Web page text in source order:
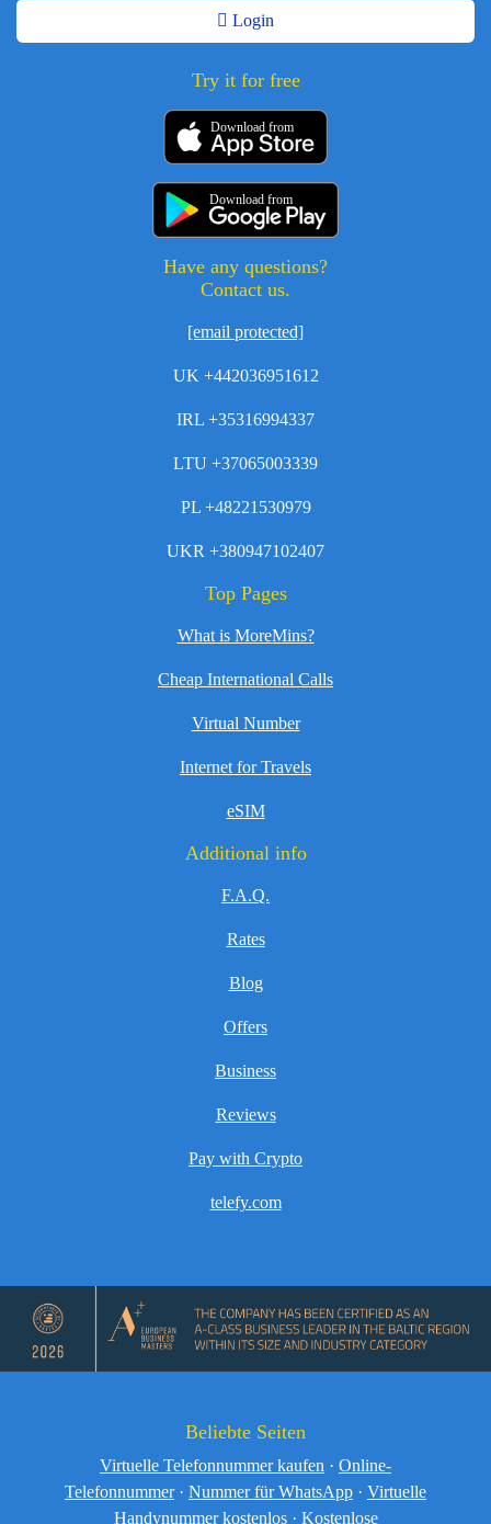
Login
Try it for free
Download from
Download from
Have any questions?
Contact us.
[email protected]
UK +442036951612
IRL +35316994337
LTU +37065003339
PL +48221530979
UKR +380947102407
Top Pages
What is MoreMins?
Cheap International Calls
Virtual Number
Internet for Travels
eSIM
Additional info
F.A.Q.
Rates
Blog
Offers
Business
Reviews
Pay with Crypto
telefy.com
Beliebte Seiten
Virtuelle Telefonnummer kaufen · Online-
Telefonnummer · Nummer für WhatsApp · Virtuelle
Handynummer kostenlos · Kostenlose